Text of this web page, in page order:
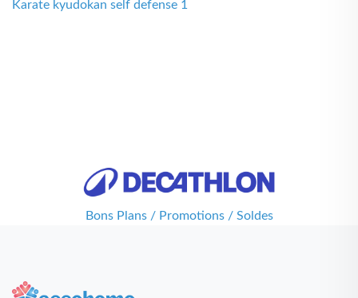
Karate kyudokan self defense 1
Bons Plans / Promotions / Soldes